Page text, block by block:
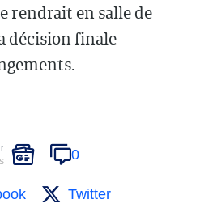
rendrait en salle de
décision finale
0
Twitter